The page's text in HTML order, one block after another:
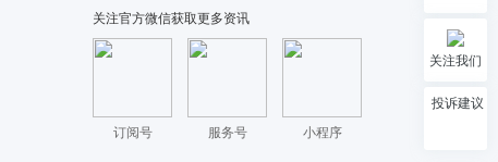
关注我们
投诉建议
关注官方微信获取更多资讯
订阅号 服务号 小程序